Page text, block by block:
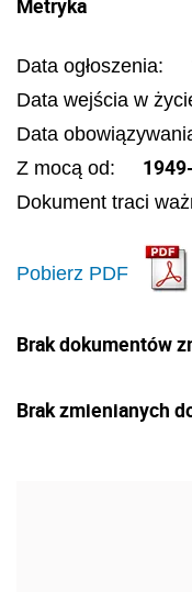
Metryka
Data ogłoszenia:
Data wejścia w
Data
Z mocą od:
Dokument traci
Pobierz PDF
Brak dokumentów
Brak zmienianych